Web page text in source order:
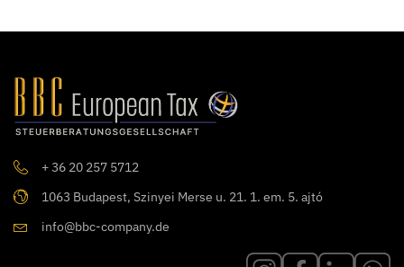
+ 36 20 257 5712
1063 Budapest, Szinyei Merse u. 21. 1. em. 5. ajtó
info@bbc-company.de